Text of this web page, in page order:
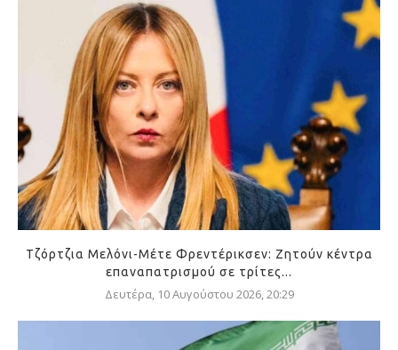
Τζόρτζια Μελόνι-Μέτε Φρεντέρικσεν: Ζητούν κέντρα
επαναπατρισμού σε τρίτες...
Δευτέρα, 10 Αυγούστου 2026, 20:29